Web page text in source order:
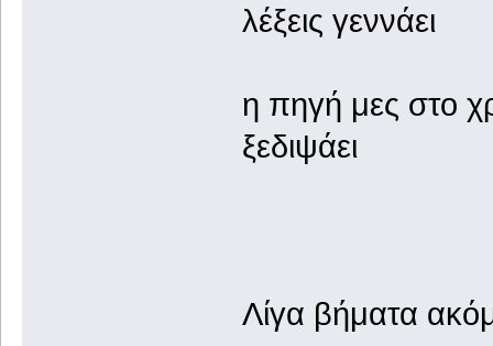
λέξεις γεννάει
η πηγή μες στο
ξεδιψάει
Λίγα βήματα